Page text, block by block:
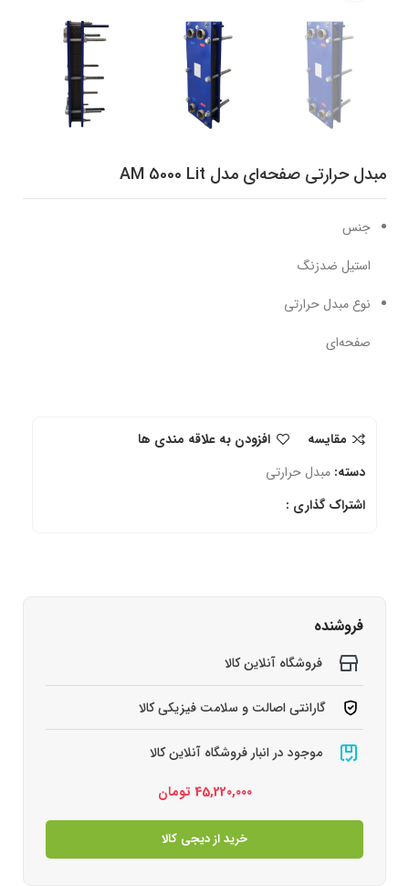
مبدل حرارتی صفحه‌ای مدل AM 5000 Lit
جنس
استیل ضدزنگ
نوع مبدل حرارتی
صفحه‌ای
مقایسه
افزودن به علاقه مندی ها
دسته: مبدل حرارتی
اشتراک گذاری :
فروشنده
فروشگاه آنلاین کالا
گارانتی اصالت و سلامت فیزیکی کالا
موجود در انبار فروشگاه آنلاین کالا
45,220,000 تومان
خرید از دیجی کالا